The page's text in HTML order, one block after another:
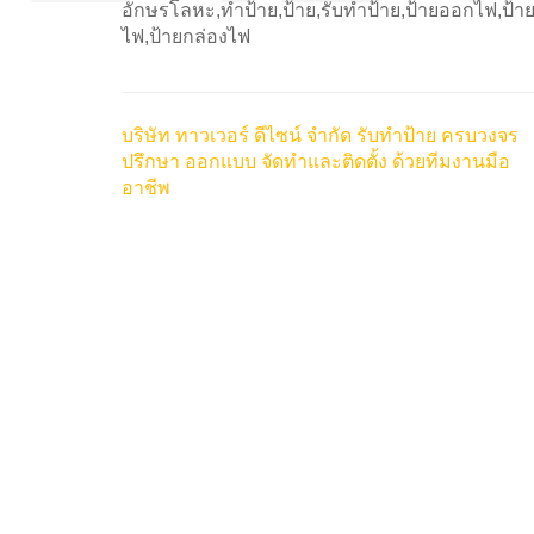
อักษรโลหะ,ทำป้าย,ป้าย,รับทำป้าย,ป้ายออกไฟ,ป้า
ไฟ,ป้ายกล่องไฟ
บริษัท ทาวเวอร์ ดีไซน์ จำกัด รับทำป้าย ครบวงจร
ปรึกษา ออกแบบ จัดทำและติดตั้ง ด้วยทีมงานมือ
อาชีพ